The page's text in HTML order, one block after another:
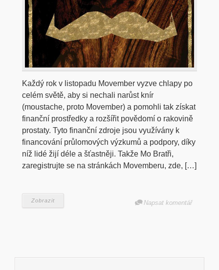
Každý rok v listopadu Movember vyzve chlapy po
celém světě, aby si nechali narůst knír
(moustache, proto Movember) a pomohli tak získat
finanční prostředky a rozšířit povědomí o rakovině
prostaty. Tyto finanční zdroje jsou využívány k
financování průlomových výzkumů a podpory, díky
níž lidé žijí déle a šťastněji. Takže Mo Bratři,
zaregistrujte se na stránkách Movemberu, zde, […]
Zobrazit Napsat komentář